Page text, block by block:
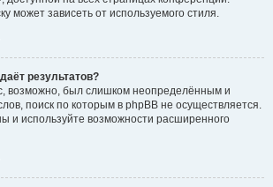
может зависеть от используемого стиля.
результатов?
возможно, был слишком неопределённым и
поиск по которым в phpBB не осуществляется.
и используйте возможности расширенного